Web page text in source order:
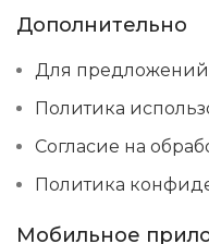
Дополнительно
Для предложений
Политика
Согласие на
Политика
Мобильное